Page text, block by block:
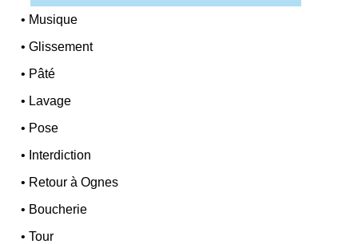
• Musique
•Glissement
• Pâté
• Lavage
• Pose
• Interdiction
• Retour à Ognes
• Boucherie
•Tour